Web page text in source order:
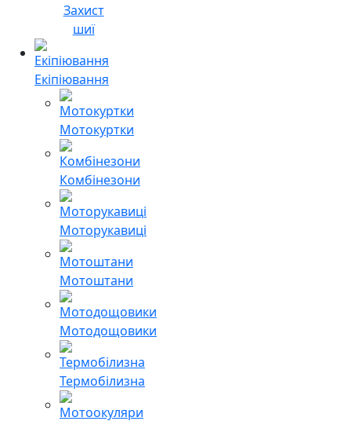
Захист
шиї
Екіпіювання
Мотокуртки
Комбінезони
Моторукавиці
Мотоштани
Мотодощовики
Термобілизна